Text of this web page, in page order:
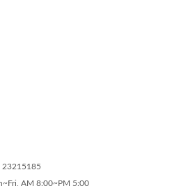
23215185
AM 8:00~PM 5:00